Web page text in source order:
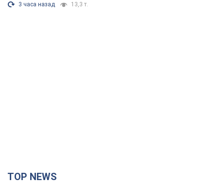
3 часа назад 13,3 т.
TOP NEWS